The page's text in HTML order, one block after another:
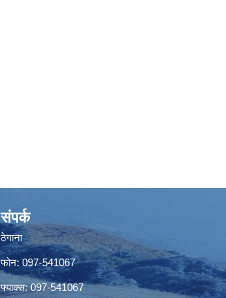
संपर्क
ठेगाना
फोन: 097-541067
फ्याक्स: 097-541067